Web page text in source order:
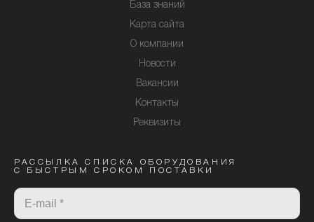
База знаний
Карта сайта
О компании
Новости
Вакансии
Контакты
Реквизиты
РАССЫЛКА СПИСКА ОБОРУДОВАНИЯ
С БЫСТРЫМ СРОКОМ ПОСТАВКИ